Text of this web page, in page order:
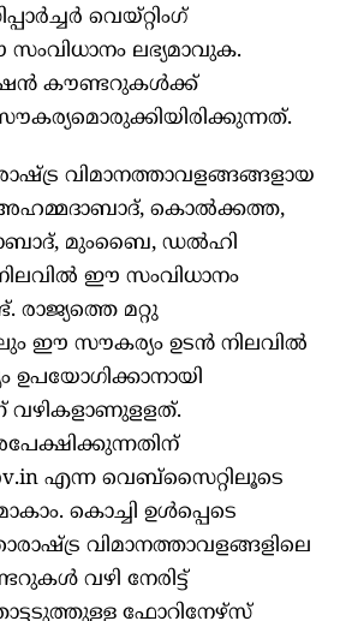
വെയ്റ്റിം​ഗ്
ലഭ്യമാവുക.
കൗണ്ടറുകൾക്ക്
വിമാനത്താവളങ്ങങ്ങളായ
കൊൽക്കത്ത,
മുംബൈ, ഡൽഹി
ഈ സംവിധാനം
രാജ്യത്തെ മറ്റു
ഈ സൗകര്യം ഉടൻ നിലവിൽ
വഴികളാണുളളത്.
എന്ന വെബ്സൈറ്റിലൂടെ
കൊച്ചി ഉൾപ്പെടെ
വിമാനത്താവളങ്ങളിലെ
വഴി നേരിട്ട്
ഫോറിനേഴ്സ്